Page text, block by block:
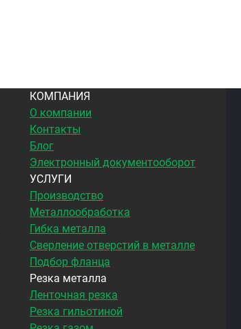
КОМПАНИЯ
О компании
Контакты
Блог
Электронный документооборот
УСЛУГИ
Производство
Металлообработка
Гибка металла
Сверление отверстий в металле
Подбор фланца
Резка металла
Ленточная резка
Резка гильотиной